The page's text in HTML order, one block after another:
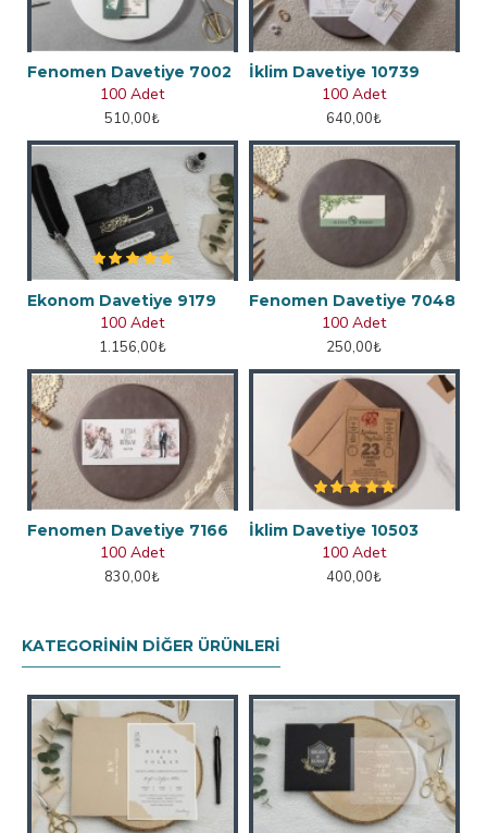
Fenomen Davetiye 7002
100 Adet
510,00₺
İklim Davetiye 10739
100 Adet
640,00₺
Ekonom Davetiye 9179
100 Adet
1.156,00₺
Fenomen Davetiye 7048
100 Adet
250,00₺
Fenomen Davetiye 7166
100 Adet
830,00₺
İklim Davetiye 10503
100 Adet
400,00₺
KATEGORININ DIĞER ÜRÜNLERI